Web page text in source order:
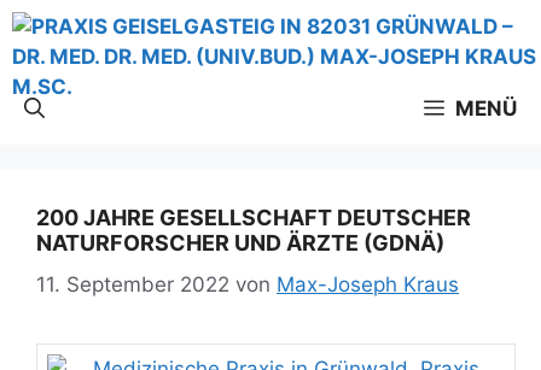
Zum
Inhalt
springen
MENÜ
200 JAHRE GESELLSCHAFT DEUTSCHER
NATURFORSCHER UND ÄRZTE (GDNÄ)
11. September 2022 von Max-Joseph Kraus